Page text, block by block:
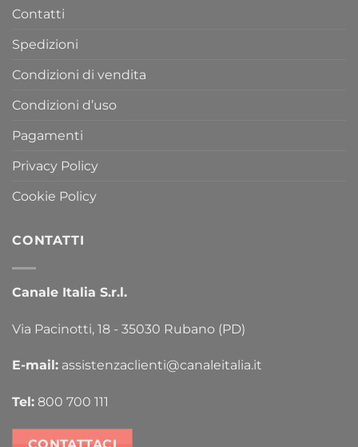
Contatti
Spedizioni
Condizioni di vendita
Condizioni d’uso
Pagamenti
Privacy Policy
Cookie Policy
CONTATTI
Canale Italia S.r.l.
Via Pacinotti, 18 - 35030 Rubano (PD)
E-mail: assistenzaclienti@canaleitalia.it
Tel: 800 700 111